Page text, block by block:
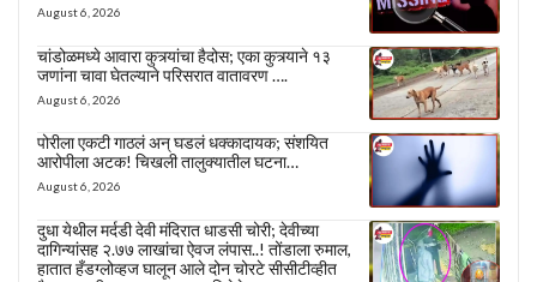
August 6, 2026
चांडोळमध्ये आवारा कुत्र्यांचा हैदोस; एका कुत्र्याने १३
जणांना चावा घेतल्याने परिसरात वातावरण ….
August 6, 2026
पोरीला एकटी गाठलं अन् घडलं धक्कादायक; संशयित
आरोपीला अटक! चिखली तालुक्यातील घटना…
August 6, 2026
दुधा येथील मर्दडी देवी मंदिरात धाडसी चोरी; देवीच्या
दागिन्यांसह २.७७ लाखांचा ऐवज लंपास..! तोंडाला रुमाल,
हातात हँडग्लोव्हज घालून आले दोन चोरटे सीसीटीव्हीत